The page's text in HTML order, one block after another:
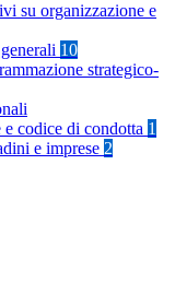
su organizzazione e
10
strategico-
codice di condotta 1
e imprese 2